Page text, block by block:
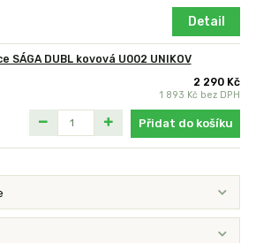
Detail
SÁGA DUBL kovová U002 UNIKOV
2 290 Kč
1 893 Kč bez DPH
Přidat do košíku